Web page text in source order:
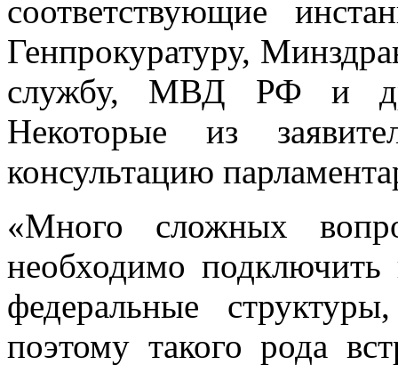
соответствующие
Генпрокуратуру,
службу, МВД РФ и
Некоторые из
консультацию
«Много сложных
необходимо
федеральные
поэтому такого рода